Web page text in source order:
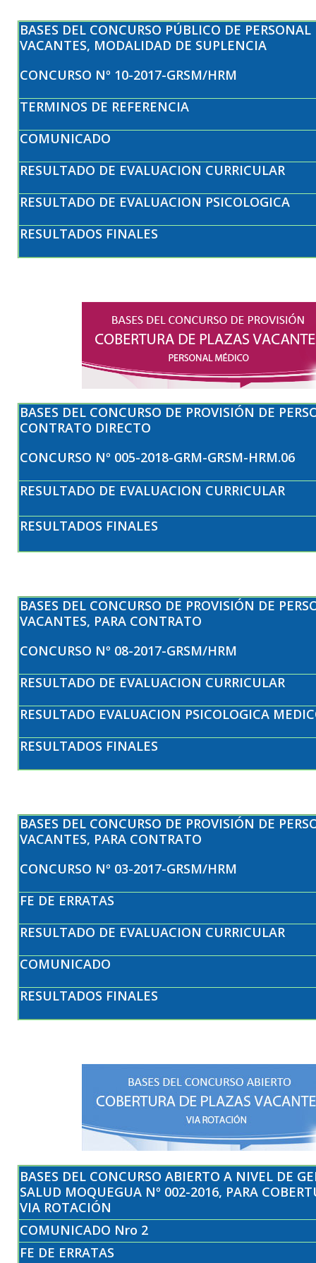
BASES DEL CONCURSO PÚBLICO DE
VACANTES, MODALIDAD DE SUPLENCIA
CONCURSO Nº 10-2017-GRSM/HRM
TERMINOS DE REFERENCIA
COMUNICADO
RESULTADO DE EVALUACION CURRICULAR
RESULTADO DE EVALUACION PSICOLOGICA
RESULTADOS FINALES
BASES DEL CONCURSO DE PROVISIÓN DE
CONTRATO DIRECTO
CONCURSO Nº 005-2018-GRM-GRSM-HRM.06
RESULTADO DE EVALUACION CURRICULAR
RESULTADOS FINALES
BASES DEL CONCURSO DE PROVISIÓN DE
VACANTES, PARA CONTRATO
CONCURSO Nº 08-2017-GRSM/HRM
RESULTADO DE EVALUACION CURRICULAR
RESULTADO EVALUACION PSICOLOGICA
RESULTADOS FINALES
BASES DEL CONCURSO DE PROVISIÓN DE
VACANTES, PARA CONTRATO
CONCURSO Nº 03-2017-GRSM/HRM
FE DE ERRATAS
RESULTADO DE EVALUACION CURRICULAR
COMUNICADO
RESULTADOS FINALES
BASES DEL CONCURSO ABIERTO A NIVEL DE
SALUD MOQUEGUA Nº 002-2016, PARA
VIA ROTACIÓN
COMUNICADO Nro 2
FE DE ERRATAS